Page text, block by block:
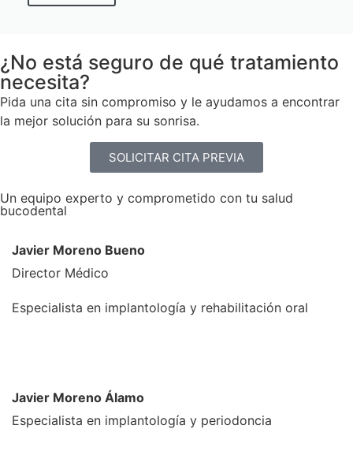
¿No está seguro de qué tratamiento
necesita?
Pida una cita sin compromiso y le ayudamos a encontrar
la mejor solución para su sonrisa.
SOLICITAR CITA PREVIA
Un equipo experto y comprometido con tu salud
bucodental
Javier Moreno Bueno
Director Médico
Especialista en implantología y rehabilitación oral
Javier Moreno Álamo
Especialista en implantología y periodoncia